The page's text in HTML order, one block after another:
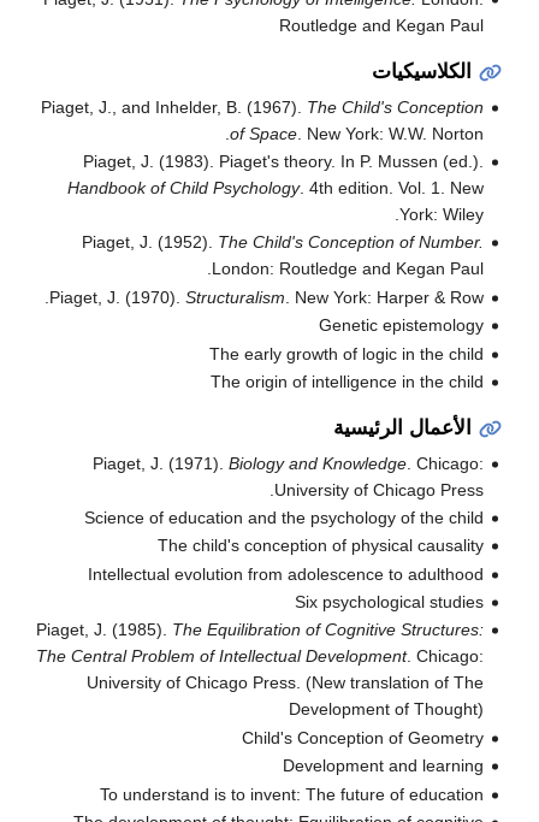
Routledge and Kegan Paul
الكلاسيكيات
Piaget, J., and Inhelder, B. (1967). The Child's Conception
of Space. New York: W.W. Norton.
Piaget, J. (1983). Piaget's theory. In P. Mussen (ed.).
Handbook of Child Psychology. 4th edition. Vol. 1. New
York: Wiley.
Piaget, J. (1952). The Child's Conception of Number.
London: Routledge and Kegan Paul.
Piaget, J. (1970). Structuralism . New York: Harper & Row.
Genetic epistemology
The early growth of logic in the child
The origin of intelligence in the child
الأعمال الرئيسية
Piaget, J. (1971). Biology and Knowledge. Chicago:
University of Chicago Press.
Science of education and the psychology of the child
The child's conception of physical causality
Intellectual evolution from adolescence to adulthood
Six psychological studies
Piaget, J. (1985). The Equilibration of Cognitive Structures:
The Central Problem of Intellectual Development. Chicago:
University of Chicago Press. (New translation of The
Development of Thought)
Child's Conception of Geometry
Development and learning
To understand is to invent: The future of education